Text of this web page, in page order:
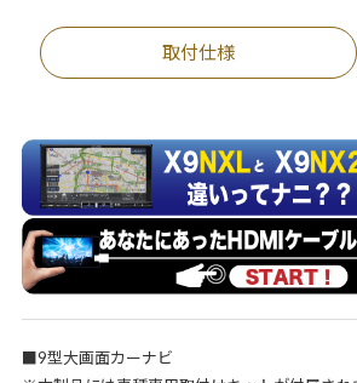
取付仕様
■9型大画面カーナビ